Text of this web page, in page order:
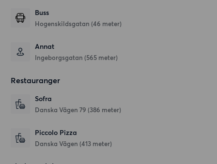
Buss
Hogenskildsgatan (46 meter)
Annat
Ingeborgsgatan (565 meter)
Restauranger
Sofra
Danska Vägen 79 (386 meter)
Piccolo Pizza
Danska Vägen (413 meter)